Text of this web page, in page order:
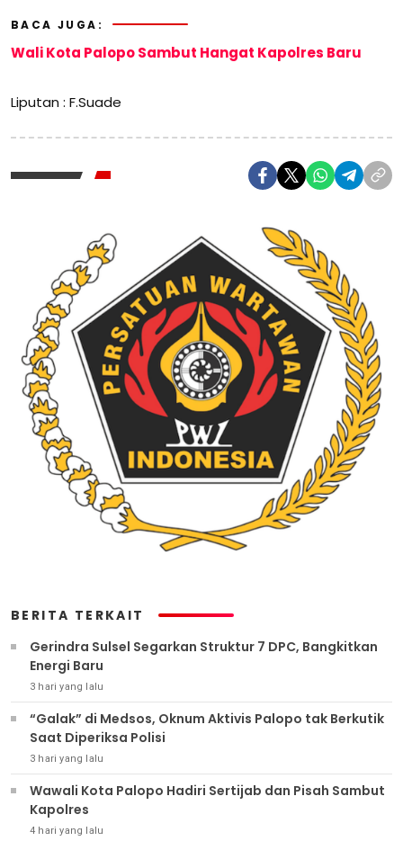
BACA JUGA:
Wali Kota Palopo Sambut Hangat Kapolres Baru
Liputan : F.Suade
BERITA TERKAIT
Gerindra Sulsel Segarkan Struktur 7 DPC, Bangkitkan
Energi Baru
3 hari yang lalu
“Galak” di Medsos, Oknum Aktivis Palopo tak Berkutik
Saat Diperiksa Polisi
3 hari yang lalu
Wawali Kota Palopo Hadiri Sertijab dan Pisah Sambut
Kapolres
4 hari yang lalu